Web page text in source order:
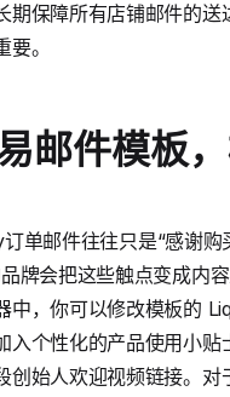
期保障所有店铺邮件的送
。
邮件模板
单邮件往往只是“感谢购
牌会把这些触点变成内
中，你可以修改模板的
入个性化的产品使用小贴
创始人欢迎视频链接。对